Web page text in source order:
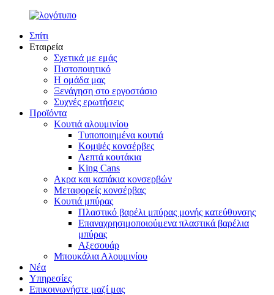
Σπίτι
Εταιρεία
Σχετικά με εμάς
Πιστοποιητικό
Η ομάδα μας
Ξενάγηση στο εργοστάσιο
Συχνές ερωτήσεις
Προϊόντα
Κουτιά αλουμινίου
Τυποποιημένα κουτιά
Κομψές κονσέρβες
Λεπτά κουτάκια
King Cans
Ακρα και καπάκια κονσερβών
Μεταφορείς κονσέρβας
Κουτιά μπύρας
Πλαστικό βαρέλι μπύρας μονής κατεύθυνσης
Επαναχρησιμοποιούμενα πλαστικά βαρέλια
μπύρας
Αξεσουάρ
Μπουκάλια Αλουμινίου
Νέα
Υπηρεσίες
Επικοινωνήστε μαζί μας